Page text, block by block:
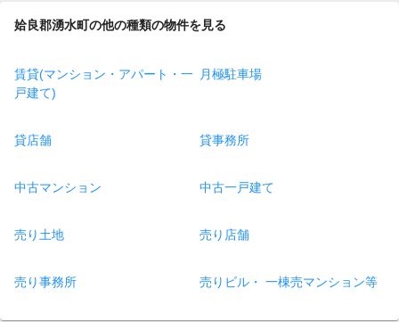
姶良郡湧水町の他の種類の物件を見る
賃貸(マンション・アパート・一
戸建て)
月極駐車場
貸店舗 貸事務所
中古マンション 中古一戸建て
売り土地 売り店舗
売り事務所 売りビル・ 一棟売マンション等